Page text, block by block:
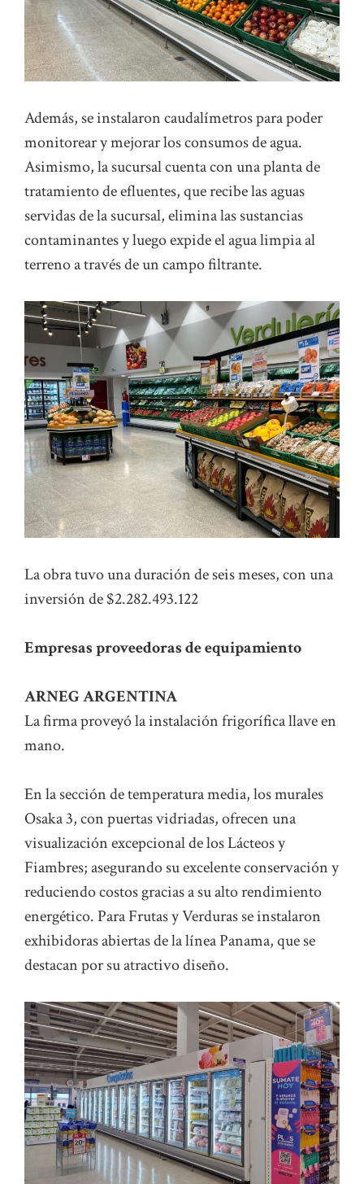
Además, se instalaron caudalímetros para poder
monitorear y mejorar los consumos de agua.
Asimismo, la sucursal cuenta con una planta de
tratamiento de efluentes, que recibe las aguas
servidas de la sucursal, elimina las sustancias
contaminantes y luego expide el agua limpia al
terreno a través de un campo filtrante.
La obra tuvo una duración de seis meses, con una
inversión de $2.282.493.122
Empresas proveedoras de equipamiento
ARNEG ARGENTINA
La firma proveyó la instalación frigorífica llave en
mano.
En la sección de temperatura media, los murales
Osaka 3, con puertas vidriadas, ofrecen una
visualización excepcional de los Lácteos y
Fiambres; asegurando su excelente conservación y
reduciendo costos gracias a su alto rendimiento
energético. Para Frutas y Verduras se instalaron
exhibidoras abiertas de la línea Panama, que se
destacan por su atractivo diseño.